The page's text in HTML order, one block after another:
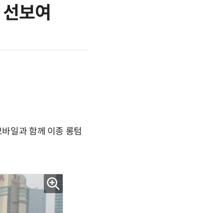
보여
일과 함께 이종 롱텀